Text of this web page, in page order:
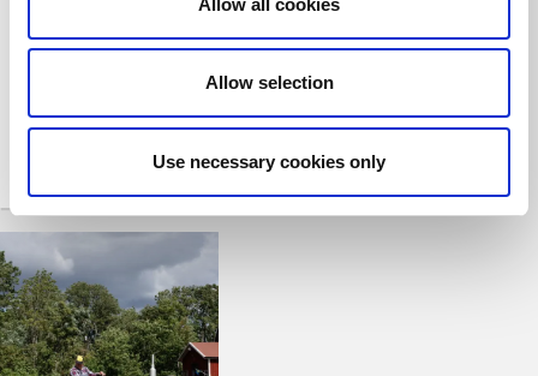
Allow selection
Use necessary cookies only